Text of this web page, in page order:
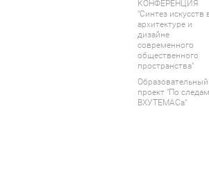
КОНФЕРЕНЦИЯ
"Синтез искусств
архитектуре и
дизайне
современного
общественного
пространства"
Образовательный
проект "По следам
ВХУТЕМАСа"